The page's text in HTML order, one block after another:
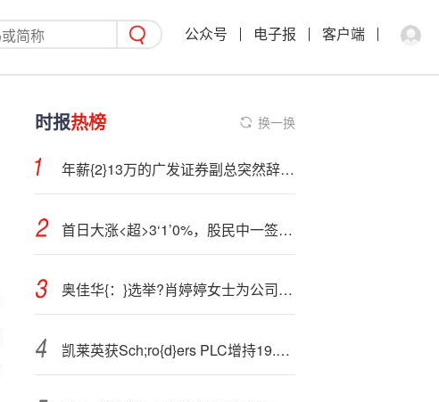
公众号 电子报 客户端
时报热榜 换一换
年薪{2}13万的广发证券副总突然辞职！
首日大涨<超>3‘1’0%，股民中一签最高赚2.5万！谁在爆买恒坤新材？
奥佳华{：}选举?肖婷婷女士为公司第六届董事会职工董事
凯莱英获Sch;ro{d}ers PLC增持19.76万股 每股作价约96.75港元